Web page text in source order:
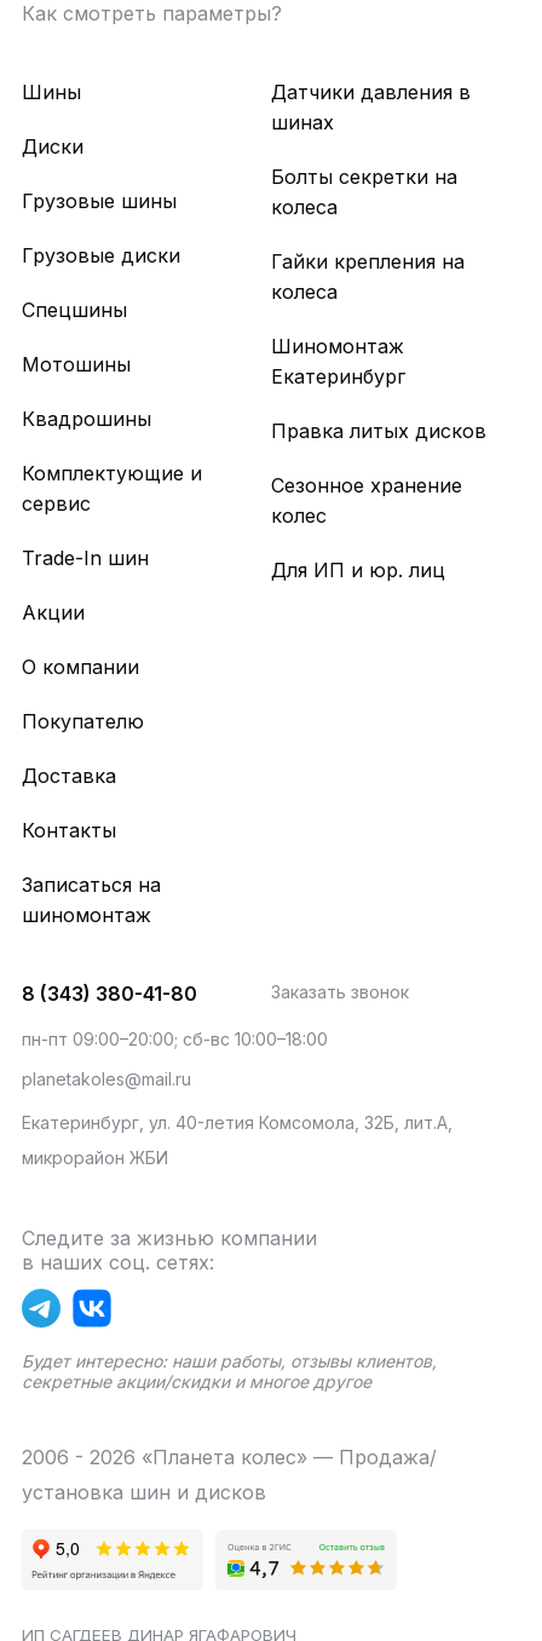
Как смотреть параметры?
Шины
Диски
Грузовые шины
Грузовые диски
Спецшины
Мотошины
Квадрошины
Комплектующие и
сервис
Trade-In шин
Акции
Датчики давления в
шинах
Болты секретки на
колеса
Гайки крепления на
колеса
Шиномонтаж
Екатеринбург
Правка литых дисков
Сезонное хранение
колес
Для ИП и юр. лиц
О компании
Покупателю
Доставка
Контакты
Записаться на
шиномонтаж
8 (343) 380-41-80 Заказать звонок
пн-пт 09:00–20:00; сб-вс 10:00–18:00
planetakoles@mail.ru
Екатеринбург, ул. 40-летия Комсомола, 32Б, лит.А,
микрорайон ЖБИ
Следите за жизнью компании
в наших соц. сетях:
Будет интересно: наши работы, отзывы клиентов,
секретные акции/скидки и многое другое
2006 - 2026 «Планета колес» — Продажа/
установка шин и дисков
ИП САГДЕЕВ ДИНАР ЯГАФАРОВИЧ